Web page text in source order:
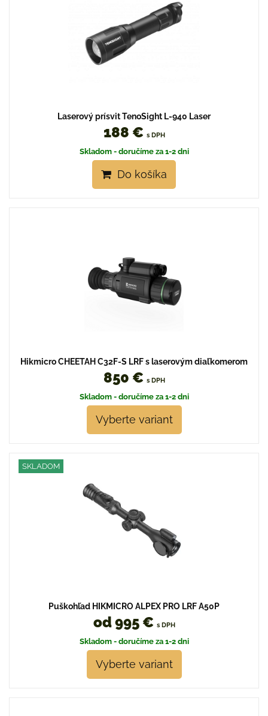
Laserový prísvit TenoSight L-940 Laser
188 € s DPH
Skladom - doručíme za 1-2 dni
Do košíka
Hikmicro CHEETAH C32F-S LRF s laserovým diaľkomerom
850 € s DPH
Skladom - doručíme za 1-2 dni
Vyberte variant
SKLADOM
Puškohľad HIKMICRO ALPEX PRO LRF A50P
od 995 € s DPH
Skladom - doručíme za 1-2 dni
Vyberte variant